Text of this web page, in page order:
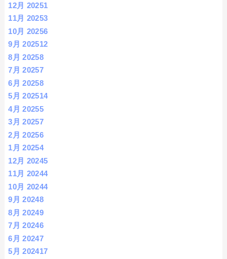
12月 20251
11月 20253
10月 20256
9月 202512
8月 20258
7月 20257
6月 20258
5月 202514
4月 20255
3月 20257
2月 20256
1月 20254
12月 20245
11月 20244
10月 20244
9月 20248
8月 20249
7月 20246
6月 20247
5月 202417